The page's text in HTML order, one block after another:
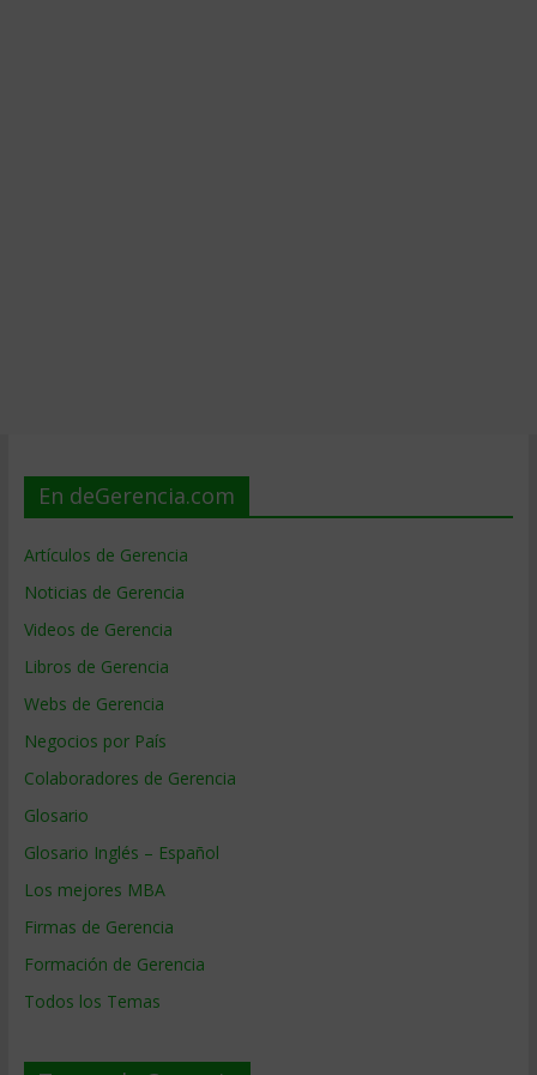
En deGerencia.com
Artículos de Gerencia
Noticias de Gerencia
Videos de Gerencia
Libros de Gerencia
Webs de Gerencia
Negocios por País
Colaboradores de Gerencia
Glosario
Glosario Inglés – Español
Los mejores MBA
Firmas de Gerencia
Formación de Gerencia
Todos los Temas